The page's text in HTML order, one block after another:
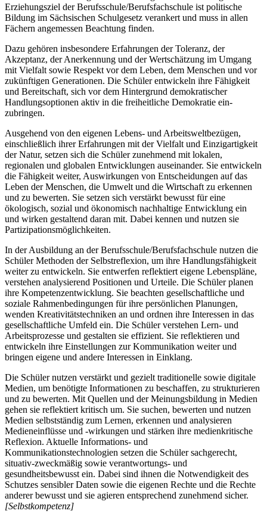
Erziehungsziel der Berufsschule/Berufsfachschule ist politische
Bildung im Sächsischen Schulgesetz verankert und muss in allen
Fächern angemessen Beachtung finden.
Dazu gehören insbesondere Erfahrungen der Toleranz, der
Akzeptanz, der Anerkennung und der Wertschätzung im Umgang
mit Vielfalt sowie Respekt vor dem Leben, dem Menschen und vor
zukünftigen Generationen. Die Schüler entwickeln ihre Fähigkeit
und Bereitschaft, sich vor dem Hintergrund demokratischer
Handlungsoptionen aktiv in die freiheitliche Demokratie ein-
zubringen.
Ausgehend von den eigenen Lebens- und Arbeitsweltbezügen,
einschließlich ihrer Erfahrungen mit der Vielfalt und Einzigartigkeit
der Natur, setzen sich die Schüler zunehmend mit lokalen,
regionalen und globalen Entwicklungen auseinander. Sie entwickeln
die Fähigkeit weiter, Auswirkungen von Entscheidungen auf das
Leben der Menschen, die Umwelt und die Wirtschaft zu erkennen
und zu bewerten. Sie setzen sich verstärkt bewusst für eine
ökologisch, sozial und ökonomisch nachhaltige Entwicklung ein
und wirken gestaltend daran mit. Dabei kennen und nutzen sie
Partizipationsmöglichkeiten.
In der Ausbildung an der Berufsschule/Berufsfachschule nutzen die
Schüler Methoden der Selbstreflexion, um ihre Handlungsfähigkeit
weiter zu entwickeln. Sie entwerfen reflektiert eigene Lebenspläne,
verstehen analysierend Positionen und Urteile. Die Schüler planen
ihre Kompetenzentwicklung. Sie beachten gesellschaftliche und
soziale Rahmenbedingungen für ihre persönlichen Planungen,
wenden Kreativitätstechniken an und ordnen ihre Interessen in das
gesellschaftliche Umfeld ein. Die Schüler verstehen Lern- und
Arbeitsprozesse und gestalten sie effizient. Sie reflektieren und
entwickeln ihre Einstellungen zur Kommunikation weiter und
bringen eigene und andere Interessen in Einklang.
Die Schüler nutzen verstärkt und gezielt traditionelle sowie digitale
Medien, um benötigte Informationen zu beschaffen, zu strukturieren
und zu bewerten. Mit Quellen und der Meinungsbildung in Medien
gehen sie reflektiert kritisch um. Sie suchen, bewerten und nutzen
Medien selbstständig zum Lernen, erkennen und analysieren
Medieneinflüsse und -wirkungen und stärken ihre medienkritische
Reflexion. Aktuelle Informations- und
Kommunikationstechnologien setzen die Schüler sachgerecht,
situativ-zweckmäßig sowie verantwortungs- und
gesundheitsbewusst ein. Dabei sind ihnen die Notwendigkeit des
Schutzes sensibler Daten sowie die eigenen Rechte und die Rechte
anderer bewusst und sie agieren entsprechend zunehmend sicher.
[Selbstkompetenz]